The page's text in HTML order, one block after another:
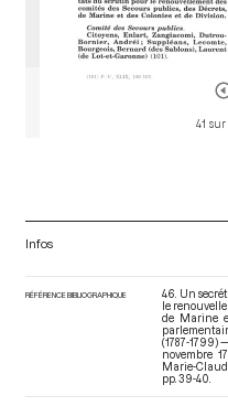
41 sur
Infos
RÉFÉRENCE BIBLIOGRAPHIQUE
46. Un
le
de Marine
(1787-1799)
novembre
Marie-
pp. 39-40.